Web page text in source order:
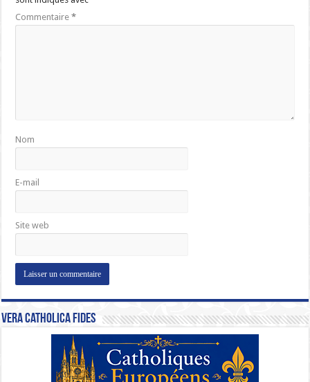
Commentaire*
Nom
E-mail
Site web
Vera Catholica Fides